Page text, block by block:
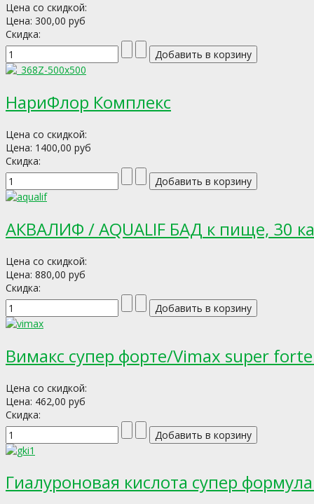
Цена со скидкой:
Цена: 300,00 руб
Скидка:
НариФлор Комплекс
Цена со скидкой:
Цена: 1400,00 руб
Скидка:
АКВАЛИФ / AQUALIF БАД к пище, 30
Цена со скидкой:
Цена: 880,00 руб
Скидка:
Вимакс супер форте/Vimax super
Цена со скидкой:
Цена: 462,00 руб
Скидка:
Гиалуроновая кислота супер